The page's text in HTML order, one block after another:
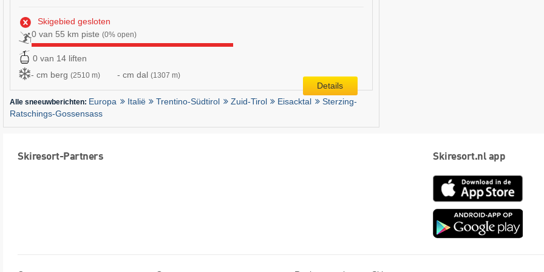
Skigebied gesloten
0 van 55 km piste (0% open)
0 van 14 liften
- cm berg (2510 m) - cm dal (1307 m)
Details
Alle sneeuwberichten: Europa Italië Trentino-Südtirol Zuid-Tirol Eisacktal
Sterzing-
Ratschings-Gossensass
Skiresort-Partners Skiresort.nl app
App